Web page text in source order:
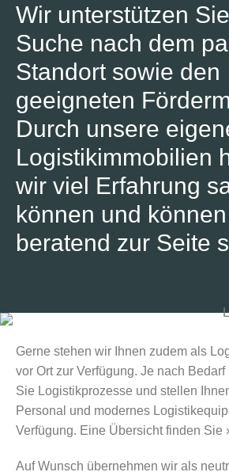
Wir unterstützen
Suche nach dem
Standort sowie den
geeigneten
Durch unsere
Logistikimmobilien
wir viel Erfahrung
können und
beratend zur Seite
Gerne stehen wir Ihnen zudem als
vor Ort zur Verfügung. Je nach
Sie Logistikprozesse und stellen
Personal und modernes
Verfügung. Eine Übersicht finden Sie
Auf Wunsch übernehmen wir als